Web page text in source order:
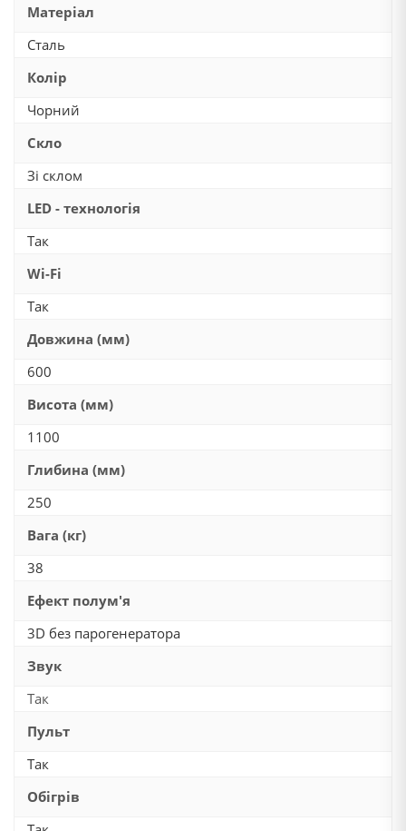
Матеріал
Сталь
Колір
Чорний
Скло
Зі склом
LED - технологія
Так
Wi-Fi
Так
Довжина (мм)
600
Висота (мм)
1100
Глибина (мм)
250
Вага (кг)
38
Ефект полум'я
3D без парогенератора
Звук
Так
Пульт
Так
Обігрів